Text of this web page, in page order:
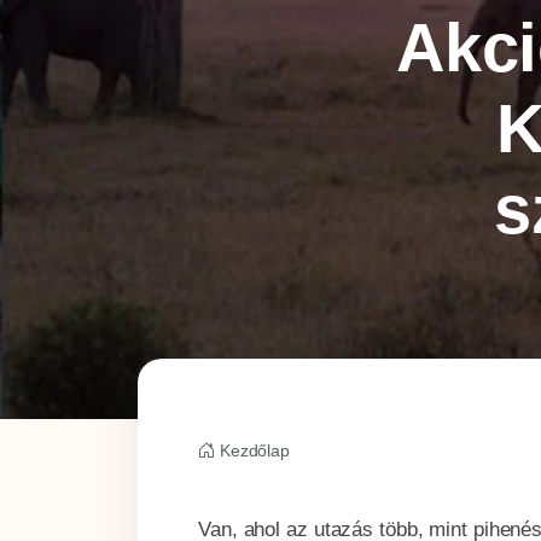
Kezdőlap
Van, ahol az utazás több, mint